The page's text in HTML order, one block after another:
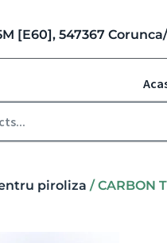
[E60], 547367
piroliza / CARBON